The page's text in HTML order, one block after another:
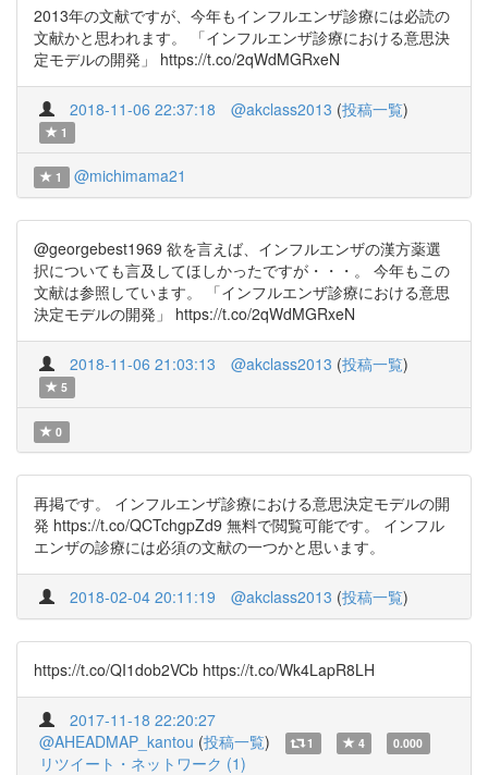
2013年の文献ですが、今年もインフルエンザ診療には必読の
文献かと思われます。 「インフルエンザ診療における意思決
定モデルの開発」 https://t.co/2qWdMGRxeN
2018-11-06 22:37:18 @akclass2013 (投稿一覧)
1
1 @michimama21
@georgebest1969 欲を言えば、インフルエンザの漢方薬選
択についても言及してほしかったですが・・・。 今年もこの
文献は参照しています。 「インフルエンザ診療における意思
決定モデルの開発」 https://t.co/2qWdMGRxeN
2018-11-06 21:03:13 @akclass2013 (投稿一覧)
5
0
再掲です。 インフルエンザ診療における意思決定モデルの開
発 https://t.co/QCTchgpZd9 無料で閲覧可能です。 インフル
エンザの診療には必須の文献の一つかと思います。
2018-02-04 20:11:19 @akclass2013 (投稿一覧)
https://t.co/QI1dob2VCb https://t.co/Wk4LapR8LH
2017-11-18 22:20:27
@AHEADMAP_kantou (投稿一覧) 1 4 0.000
リツイート・ネットワーク (1)